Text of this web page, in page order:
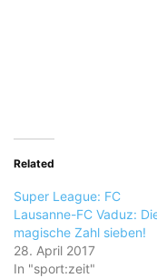
Related
Super League: FC
Lausanne-FC Vaduz:
magische Zahl sieben!
28. April 2017
In "sport:zeit"